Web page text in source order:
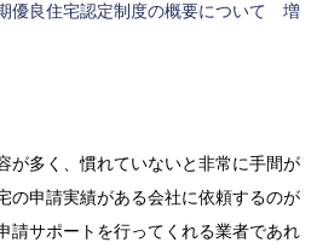
優良住宅認定制度の概要について 増
が多く、慣れていないと非常に手間が
の申請実績がある会社に依頼するのが
請サポートを行ってくれる業者であれ